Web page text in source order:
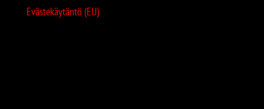
Evästekäytäntö (EU)